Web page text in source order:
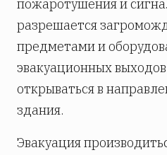
пожаротушения и
разрешается
предметами и
эвакуационных
открываться в
здания.
Эвакуация